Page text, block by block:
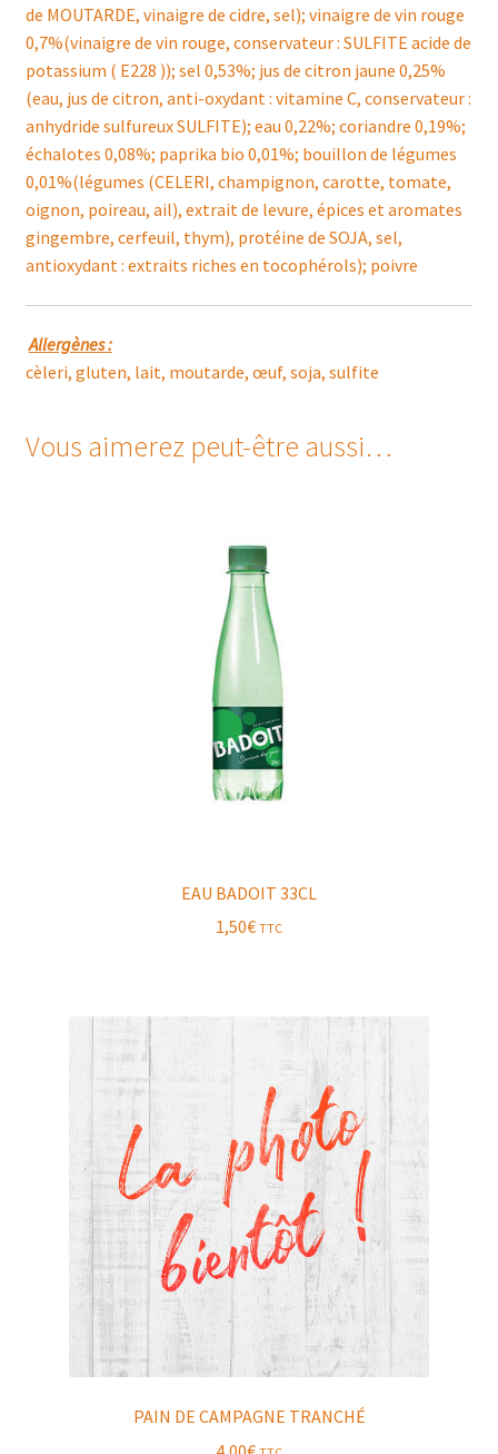
de MOUTARDE, vinaigre de cidre, sel); vinaigre de vin rouge
0,7%(vinaigre de vin rouge, conservateur : SULFITE acide de
potassium ( E228 )); sel 0,53%; jus de citron jaune 0,25%
(eau, jus de citron, anti-oxydant : vitamine C, conservateur :
anhydride sulfureux SULFITE); eau 0,22%; coriandre 0,19%;
échalotes 0,08%; paprika bio 0,01%; bouillon de légumes
0,01%(légumes (CELERI, champignon, carotte, tomate,
oignon, poireau, ail), extrait de levure, épices et aromates
gingembre, cerfeuil, thym), protéine de SOJA, sel,
antioxydant : extraits riches en tocophérols); poivre
Allergènes :
cèleri, gluten, lait, moutarde, œuf, soja, sulfite
Vous aimerez peut-être aussi…
EAU BADOIT 33CL
1,50€ TTC
PAIN DE CAMPAGNE TRANCHÉ